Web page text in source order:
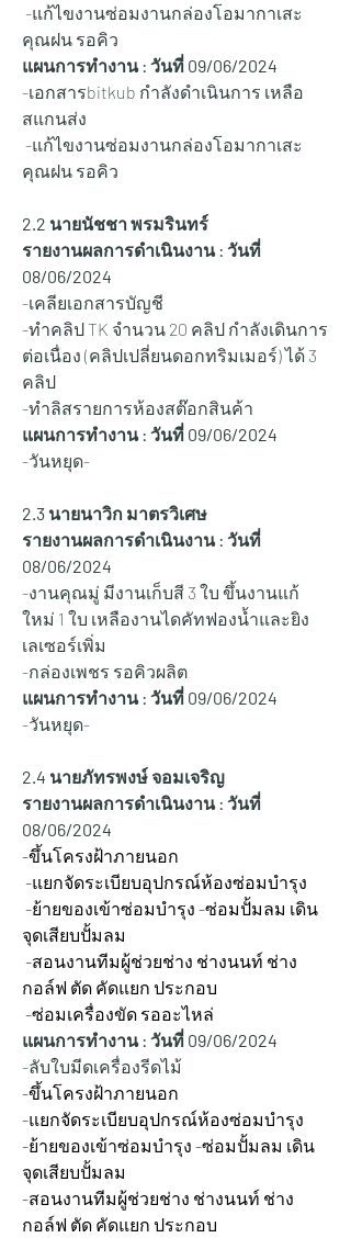
-แก้ไขงานซ่อมงานกล่องโอมากาเสะ
คุณฝน รอคิว
แผนการทำงาน : วันที่ 09/06/2024
-เอกสารbitkub กำลังดำเนินการ เหลือ
สแกนส่ง
-แก้ไขงานซ่อมงานกล่องโอมากาเสะ
คุณฝน รอคิว
2.2 นายนัชชา พรมรินทร์
รายงานผลการดำเนินงาน : วันที่
08/06/2024
-เคลียเอกสารบัญชี
-ทำคลิป TK จำนวน 20 คลิป กำลังเดินการ
ต่อเนื่อง (คลิปเปลี่ยนดอกทริมเมอร์) ได้ 3
คลิป
-ทำลิสรายการห้องสต๊อกสินค้า
แผนการทำงาน : วันที่ 09/06/2024
-วันหยุด-
2.3 นายนาวิก มาตรวิเศษ
รายงานผลการดำเนินงาน : วันที่
08/06/2024
-งานคุณมู่ มีงานเก็บสี 3 ใบ ขึ้นงานแก้
ใหม่ 1 ใบ เหลืองานไดคัทฟองน้ำและยิง
เลเซอร์เพิ่ม
-กล่องเพชร รอคิวผลิต
แผนการทำงาน : วันที่ 09/06/2024
-วันหยุด-
2.4 นายภัทรพงษ์ จอมเจริญ
รายงานผลการดำเนินงาน : วันที่
08/06/2024
-ขึ้นโครงฝ้าภายนอก
-แยกจัดระเบียบอุปกรณ์ห้องซ่อมบำรุง
-ย้ายของเข้าซ่อมบำรุง -ซ่อมปั้มลม เดิน
จุดเสียบปั้มลม
-สอนงานทีมผู้ช่วยช่าง ช่างนนท์ ช่าง
กอล์ฟ ตัด คัดแยก ประกอบ
-ซ่อมเครื่องขัด รออะไหล่
แผนการทำงาน : วันที่ 09/06/2024
-ลับใบมีดเครื่องรีดไม้
-ขึ้นโครงฝ้าภายนอก
-แยกจัดระเบียบอุปกรณ์ห้องซ่อมบำรุง
-ย้ายของเข้าซ่อมบำรุง -ซ่อมปั้มลม เดิน
จุดเสียบปั้มลม
-สอนงานทีมผู้ช่วยช่าง ช่างนนท์ ช่าง
กอล์ฟ ตัด คัดแยก ประกอบ